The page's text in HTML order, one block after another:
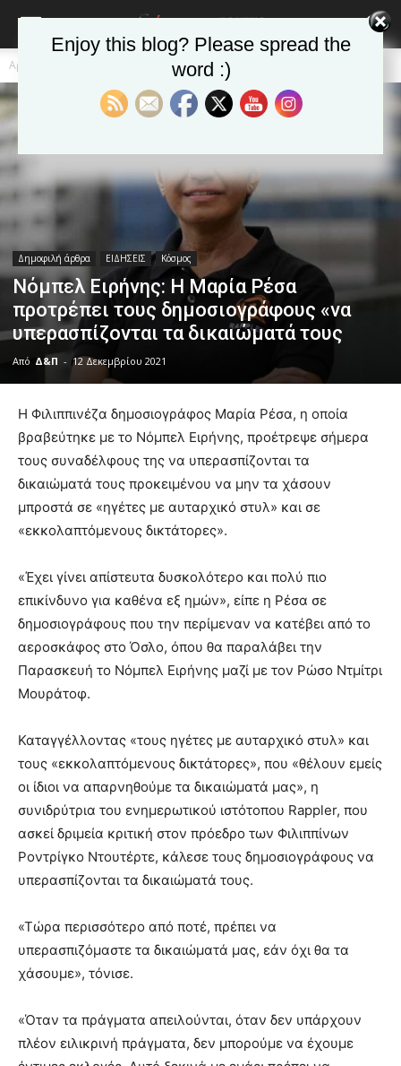
Αρχική
Δημοφιλή άρθρα ΕΙΔΗΣΕΙΣ Κόσμος
Νόμπελ Ειρήνης: Η Μαρία Ρέσα
προτρέπει τους δημοσιογράφους «να
υπερασπίζονται τα δικαιώματά τους
Από Δ&Π - 12 Δεκεμβρίου 2021
lesbians
very
cam
show.desi
xxx
brandi
you
the
meaning
pain.
pornhun
Η Φιλιππινέζα δημοσιογράφος Μαρία Ρέσα, η οποία
βραβεύτηκε με το Νόμπελ Ειρήνης, προέτρεψε σήμερα
τους συναδέλφους της να υπερασπίζονται τα
δικαιώματά τους προκειμένου να μην τα χάσουν
μπροστά σε «ηγέτες με αυταρχικό στυλ» και σε
«εκκολαπτόμενους δικτάτορες».
«Έχει γίνει απίστευτα δυσκολότερο και πολύ πιο
επικίνδυνο για καθένα εξ ημών», είπε η Ρέσα σε
δημοσιογράφους που την περίμεναν να κατέβει από το
αεροσκάφος στο Όσλο, όπου θα παραλάβει την
Παρασκευή το Νόμπελ Ειρήνης μαζί με τον Ρώσο Ντμίτρι
Μουράτοφ.
Καταγγέλλοντας «τους ηγέτες με αυταρχικό στυλ» και
τους «εκκολαπτόμενους δικτάτορες», που «θέλουν εμείς
οι ίδιοι να απαρνηθούμε τα δικαιώματά μας», η
συνιδρύτρια του ενημερωτικού ιστότοπου Rappler, που
ασκεί δριμεία κριτική στον πρόεδρο των Φιλιππίνων
Ροντρίγκο Ντουτέρτε, κάλεσε τους δημοσιογράφους να
υπερασπίζονται τα δικαιώματά τους.
«Τώρα περισσότερο από ποτέ, πρέπει να
υπερασπιζόμαστε τα δικαιώματά μας, εάν όχι θα τα
χάσουμε», τόνισε.
«Όταν τα πράγματα απειλούνται, όταν δεν υπάρχουν
πλέον ειλικρινή πράγματα, δεν μπορούμε να έχουμε
Enjoy this blog? Please spread the
word :)